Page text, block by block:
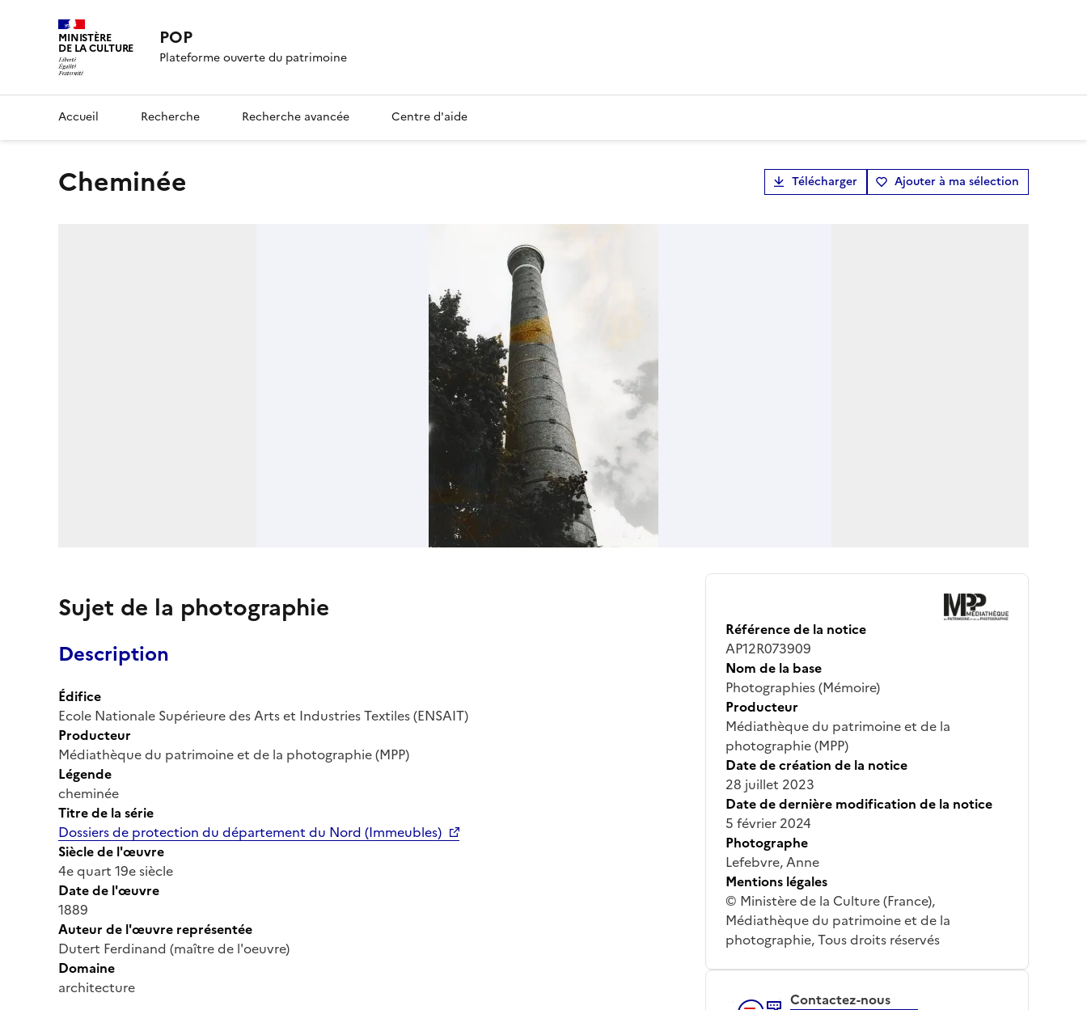
MINISTÈRE
DE LA CULTURE POP
Plateforme ouverte du patrimoine
Accueil Recherche Recherche avancée Centre d'aide
cheminée Télécharger Ajouter à ma sélection
Sujet de la photographie
Description
Édifice
Ecole Nationale Supérieure des Arts et Industries Textiles (ENSAIT)
Producteur
Médiathèque du patrimoine et de la photographie (MPP)
Légende
cheminée
Titre de la série
Dossiers de protection du département du Nord (Immeubles)
Siècle de l'œuvre
4e quart 19e siècle
Date de l'œuvre
1889
Auteur de l'œuvre représentée
Dutert Ferdinand (maître de l'oeuvre)
Domaine
architecture
Référence de la notice
AP12R073909
Nom de la base
Photographies (Mémoire)
Producteur
Médiathèque du patrimoine et de la
photographie (MPP)
Date de création de la notice
28 juillet 2023
Date de dernière modification de la notice
5 février 2024
Photographe
Lefebvre, Anne
Mentions légales
© Ministère de la Culture (France),
Médiathèque du patrimoine et de la
photographie, Tous droits réservés
Contactez-nous